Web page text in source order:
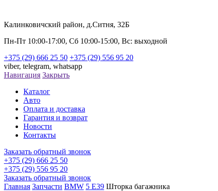
Калинковичский район, д.Ситня, 32Б
Пн-Пт 10:00-17:00, Сб 10:00-15:00, Вс: выходной
+375 (29) 666 25 50 +375 (29) 556 95 20
viber, telegram, whatsapp
Навигация Закрыть
Каталог
Авто
Оплата и доставка
Гарантия и возврат
Новости
Контакты
Заказать обратный звонок
+375 (29) 666 25 50
+375 (29) 556 95 20
Заказать обратный звонок
Главная Запчасти BMW 5 E39 Шторка багажника